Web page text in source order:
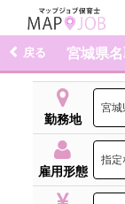
宮城県
戻る
勤務地
雇用形態